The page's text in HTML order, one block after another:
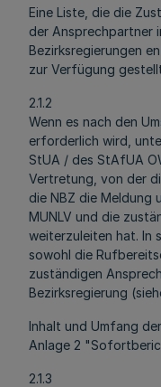
Eine Liste, die die
der Ansprechpartner
Bezirksregierungen
zur Verfügung
2.1.2
Wenn es nach den
erforderlich wird,
StUA / des StAfUA
Vertretung, von der
die NBZ die Meldung
MUNLV und die
weiterzuleiten hat. In
sowohl die
zuständigen
Bezirksregierung
Inhalt und Umfang
Anlage 2
2.1.3